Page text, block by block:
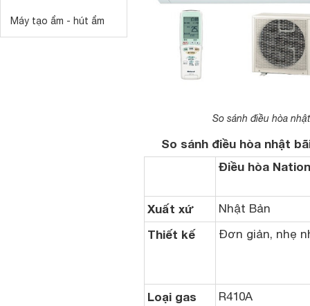
Máy tạo ẩm - hút ẩm
So sánh điều hòa
So sánh điều hòa nhật
Điều hòa
Xuất xứ Nhật Bản
Thiết kế Đơn giản, nhẹ
Loại gas
R410A